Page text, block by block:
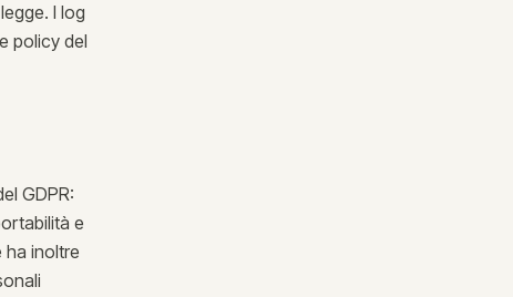
I log
policy del
GDPR:
e
ha inoltre